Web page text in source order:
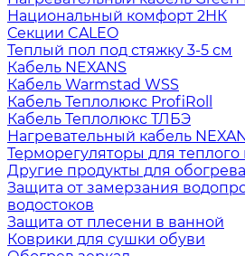
Национальный комфорт 2НК
Секции CALEO
Теплый пол под стяжку 3-5 см
Кабель NEXANS
Кабель Warmstad WSS
Кабель Теплолюкс ProfiRoll
Кабель Теплолюкс ТЛБЭ
Нагревательный кабель
Терморегуляторы для теплого
Другие продукты для обогрева
Защита от замерзания
водостоков
Защита от плесени в ванной
Коврики для сушки обуви